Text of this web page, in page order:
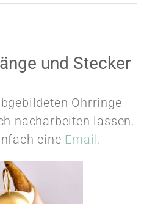
und Stecker
Ohrringe
nacharbeiten lassen.
eine Email.